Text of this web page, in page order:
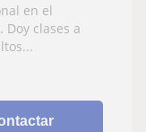
en el
clases a